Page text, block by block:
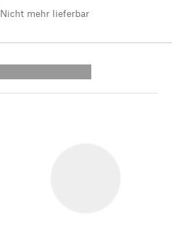
Nicht mehr lieferbar